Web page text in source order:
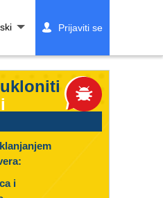
Prijaviti se
i